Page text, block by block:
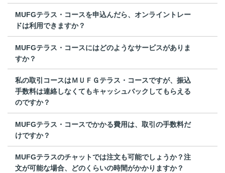
MUFGテラス・コースを申込んだら、オンライントレー
ドは利用できますか？
MUFGテラス・コースにはどのようなサービスがありま
すか？
私の取引コースはＭＵＦＧテラス・コースですが、振込
手数料は連絡しなくてもキャッシュバックしてもらえる
のですか？
MUFGテラス・コースでかかる費用は、取引の手数料だ
けですか？
MUFGテラスのチャットでは注文も可能でしょうか？注
文が可能な場合、どのくらいの時間がかかりますか？